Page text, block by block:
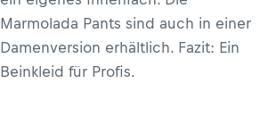
Marmolada Pants sind auch in einer
Damenversion erhältlich. Fazit: Ein
Beinkleid für Profis.